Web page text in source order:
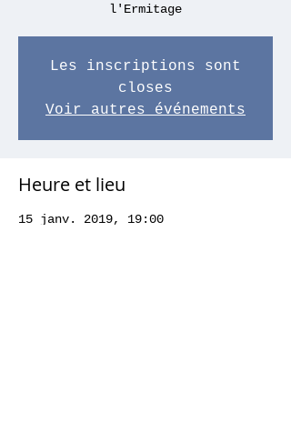
l'Ermitage
Les inscriptions sont
closes
Voir autres événements
Heure et lieu
15 janv. 2019, 19:00